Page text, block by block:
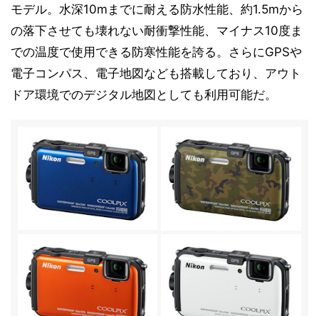
モデル。水深10mまでに耐える防水性能、約1.5mから
の落下させても壊れない耐衝撃性能、マイナス10度ま
での温度で使用できる防寒性能を誇る。さらにGPSや
電子コンパス、電子地図なども搭載しており、アウト
ドア環境でのデジタル地図としても利用可能だ。